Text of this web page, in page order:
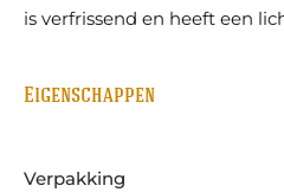
is verfrissend en heeft een
Eigenschappen
Verpakking